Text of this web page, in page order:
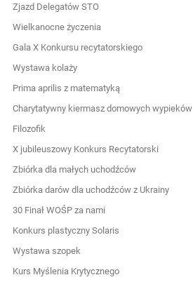
Zjazd Delegatów STO
Wielkanocne życzenia
Gala X Konkursu recytatorskiego
Wystawa kolaży
Prima aprilis z matematyką
Charytatywny kiermasz domowych wypieków
Filozofik
X jubileuszowy Konkurs Recytatorski
Zbiórka dla małych uchodźców
Zbiórka darów dla uchodźców z Ukrainy
30 Finał WOŚP za nami
Konkurs plastyczny Solaris
Wystawa szopek
Kurs Myślenia Krytycznego